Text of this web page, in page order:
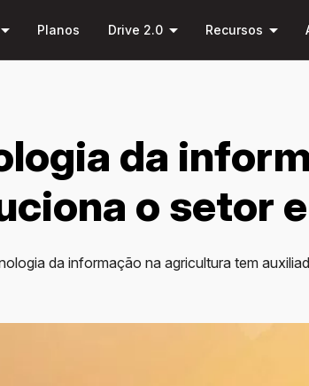
arrow_drop_down Planos Drive 2.0 arrow_drop_down Recursos arrow_drop_down
da
o setor
da informação na agricultura tem